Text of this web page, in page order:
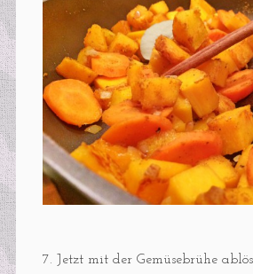
7. Jetzt mit der Gemüsebrühe